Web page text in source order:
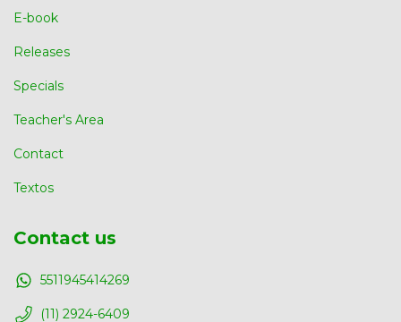
E-book
Releases
Specials
Teacher's Area
Contact
Textos
Contact us
5511945414269
(11) 2924-6409